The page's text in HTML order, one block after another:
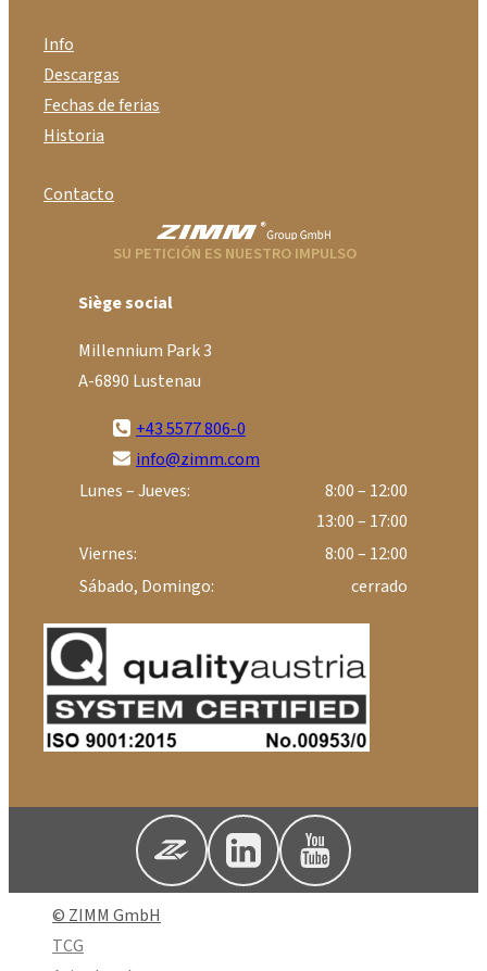
Info
Descargas
Fechas de ferias
Historia
Contacto
SU PETICIÓN ES NUESTRO IMPULSO
Siège social
Millennium Park 3
A-6890 Lustenau
+43 5577 806-0
info@zimm.com
Lunes – Jueves:
8:00 – 12:00
13:00 – 17:00
Viernes:
8:00 – 12:00
Sábado, Domingo:
cerrado
© ZIMM GmbH
TCG